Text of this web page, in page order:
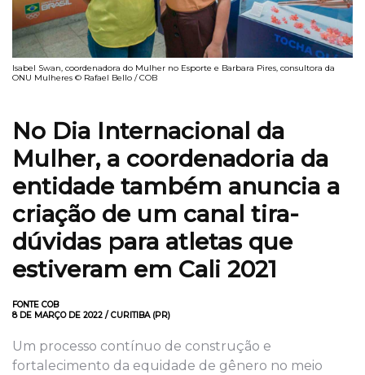
Isabel Swan, coordenadora do Mulher no Esporte e Barbara Pires, consultora da
ONU Mulheres © Rafael Bello / COB
No Dia Internacional da
Mulher, a coordenadoria da
entidade também anuncia a
criação de um canal tira-
dúvidas para atletas que
estiveram em Cali 2021
FONTE COB
8 DE MARÇO DE 2022 / CURITIBA (PR)
Um processo contínuo de construção e
fortalecimento da equidade de gênero no meio